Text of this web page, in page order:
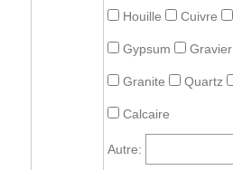
Houille Cuivre
Gypsum Gravier
Granite Quartz
Calcaire
Autre: